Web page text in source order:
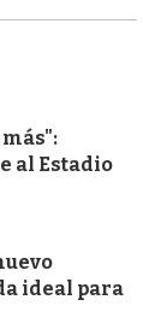
al Estadio
ideal para